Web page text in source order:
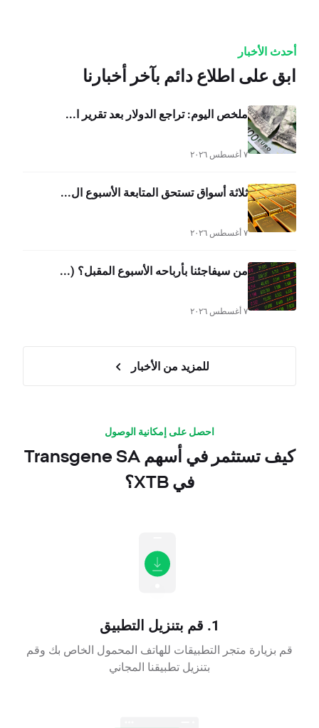
أحدث الأخبار
ابق على اطلاع دائم بآخر أخبارنا
ملخص اليوم: تراجع الدولار بعد تقرير ا...
٧ أغسطس ٢٠٢٦
ثلاثة أسواق تستحق المتابعة الأسبوع ال...
٧ أغسطس ٢٠٢٦
من سيفاجئنا بأرباحه الأسبوع المقبل؟ (...
٧ أغسطس ٢٠٢٦
للمزيد من الأخبار
احصل على إمكانية الوصول
كيف تستثمر في أسهم Transgene SA
في XTB؟
1. قم بتنزيل التطبيق
قم بزيارة متجر التطبيقات للهاتف المحمول الخاص بك وقم
بتنزيل تطبيقنا المجاني